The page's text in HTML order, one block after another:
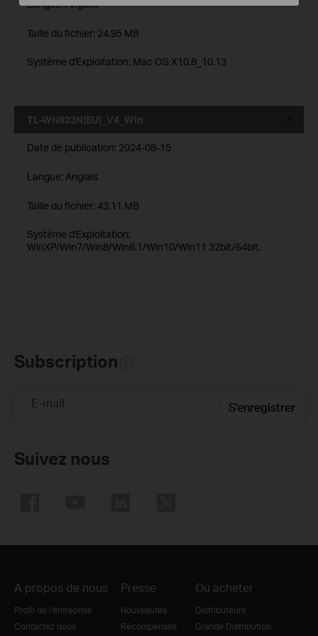
Langue:Anglais
Taille du fichier: 24.95 MB
Système d'Exploitation: Mac OS X10.8_10.13
TL-WN823N(EU)_V4_Win
Date de publication: 2024-08-15
Langue: Anglais
Taille du fichier: 43.11 MB
Système d'Exploitation:
WinXP/Win7/Win8/Win8.1/Win10/Win11 32bit/64bit.
Subscription
E-mail S'enregistrer
Suivez nous
A propos de nous
Profil de l'entreprise
Contactez nous
Presse
Nouveautés
Récompenses
Où acheter
Distributeurs
Grande Distribution